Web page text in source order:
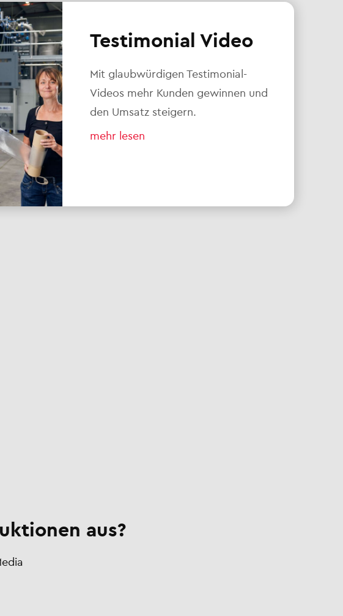
Testimonial Video
Mit glaubwürdigen Testimonial-
Videos mehr Kunden gewinnen und
den Umsatz steigern.
mehr lesen
aus?